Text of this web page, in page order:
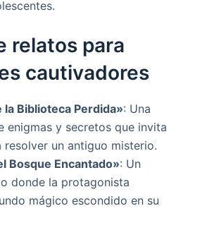
relatos para
cautivadores
la Biblioteca Perdida»: Una
enigmas y secretos que invita
resolver un antiguo misterio.
Bosque Encantado»: Un
donde la protagonista
mágico escondido en su